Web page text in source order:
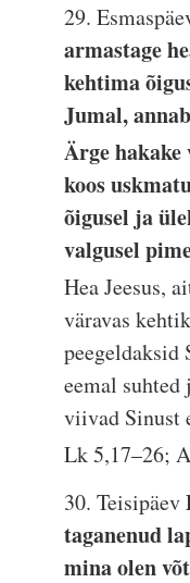
29.
armastage
kehtima
Jumal,
Ärge hakake
koos
õigusel ja
valgusel
Hea Jeesus,
väravas
peegeldaksid
eemal
viivad Sinust
Lk 5,17–26;
30. Teisipäev
taganenud
mina olen